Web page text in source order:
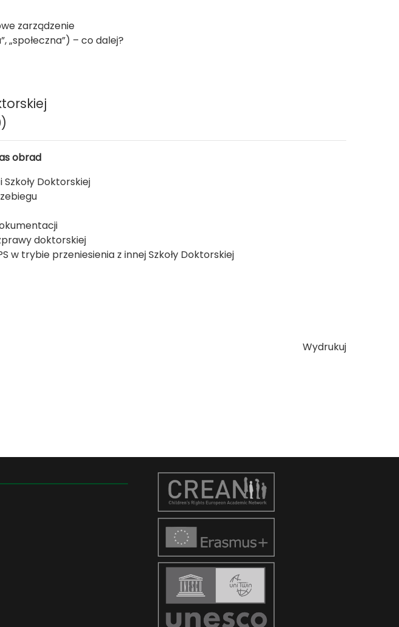
zarządzenie
„społeczna”) – co dalej?
obrad
Doktorskiej
doktorskiej
w trybie przeniesienia z innej Szkoły Doktorskiej
Wydrukuj